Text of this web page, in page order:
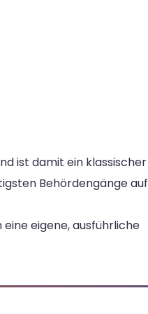
ist damit ein klassischer
Behördengänge auf
eigene, ausführliche